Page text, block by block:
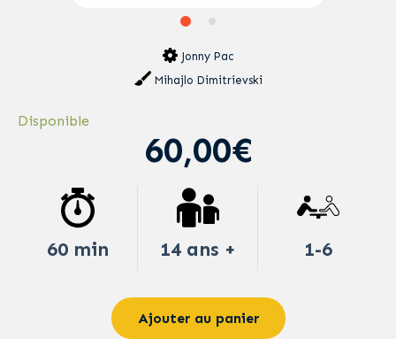
Jonny Pac
Mihajlo Dimitrievski
Disponible
60,00€
60 min 14 ans + 1-6
Ajouter au panier